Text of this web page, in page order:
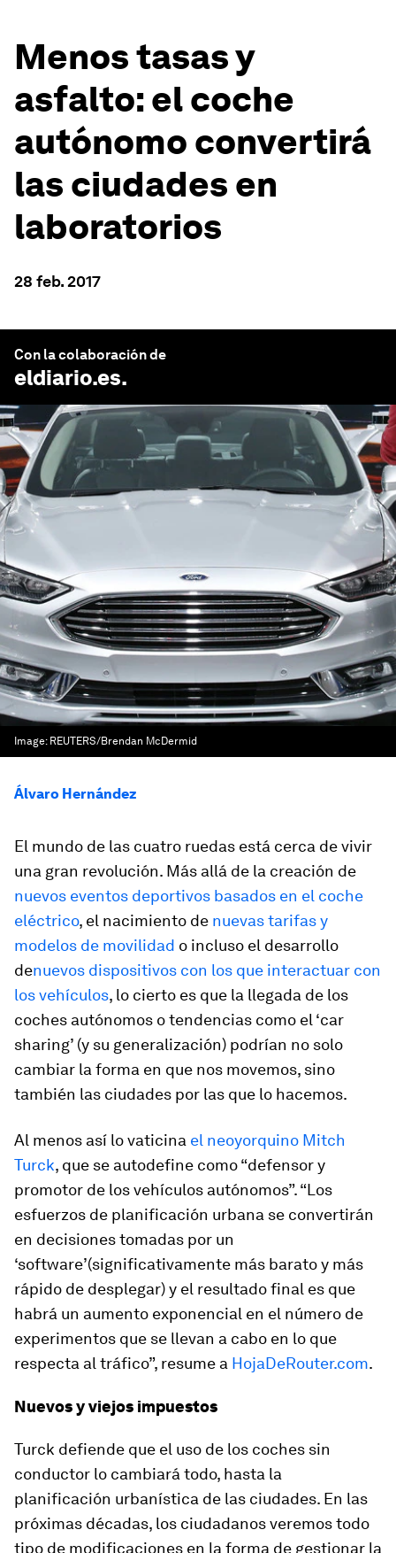
Menos tasas y
asfalto: el coche
autónomo convertirá
las ciudades en
laboratorios
28 feb. 2017
Con la colaboración de
eldiario.es.
Image: REUTERS/Brendan McDermid
Álvaro Hernández
El mundo de las cuatro ruedas está cerca de vivir
una gran revolución. Más allá de la creación de
nuevos eventos deportivos basados en el coche
eléctrico, el nacimiento de nuevas tarifas y
modelos de movilidad o incluso el desarrollo
denuevos dispositivos con los que interactuar con
los vehículos, lo cierto es que la llegada de los
coches autónomos o tendencias como el ‘car
sharing’ (y su generalización) podrían no solo
cambiar la forma en que nos movemos, sino
también las ciudades por las que lo hacemos.
Al menos así lo vaticina el neoyorquino Mitch
Turck, que se autodefine como “defensor y
promotor de los vehículos autónomos”. “Los
esfuerzos de planificación urbana se convertirán
en decisiones tomadas por un
‘software’(significativamente más barato y más
rápido de desplegar) y el resultado final es que
habrá un aumento exponencial en el número de
experimentos que se llevan a cabo en lo que
respecta al tráfico”, resume a HojaDeRouter.com.
Nuevos y viejos impuestos
Turck defiende que el uso de los coches sin
conductor lo cambiará todo, hasta la
planificación urbanística de las ciudades. En las
próximas décadas, los ciudadanos veremos todo
tipo de modificaciones en la forma de gestionar la